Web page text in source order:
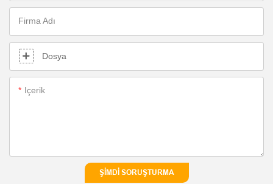
Firma Adı
Dosya
Içerik
ŞIMDI SORUŞTURMA